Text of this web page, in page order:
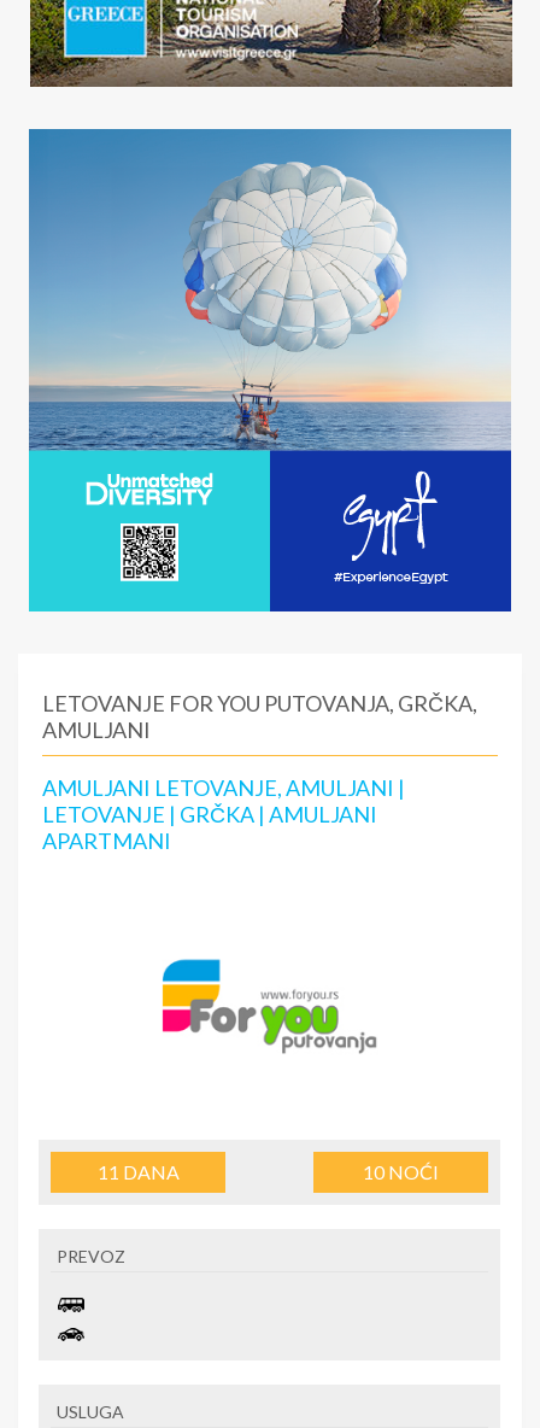
LETOVANJE FOR YOU PUTOVANJA, GRČKA,
AMULJANI
AMULJANI LETOVANJE, AMULJANI |
LETOVANJE | GRČKA | AMULJANI
APARTMANI
11 DANA 10NOĆI
PREVOZ
USLUGA